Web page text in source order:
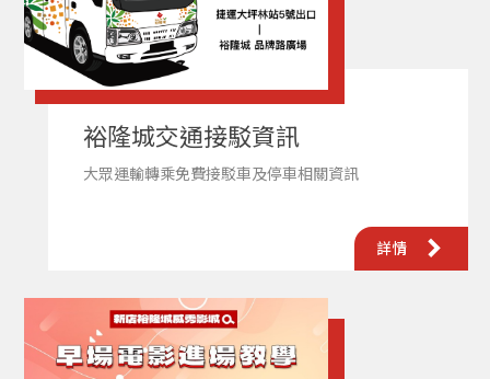
裕隆城交通接駁資訊
大眾運輸轉乘免費接駁車及停車相關資訊
詳情